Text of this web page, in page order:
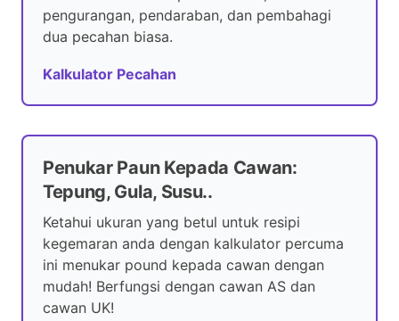
pengurangan, pendaraban, dan pembahagi
dua pecahan biasa.
Kalkulator Pecahan
Penukar Paun Kepada Cawan:
Tepung, Gula, Susu..
Ketahui ukuran yang betul untuk resipi
kegemaran anda dengan kalkulator percuma
ini menukar pound kepada cawan dengan
mudah! Berfungsi dengan cawan AS dan
cawan UK!